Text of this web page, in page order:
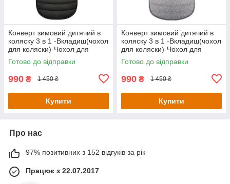
Конверт зимовий дитячий в
коляску 3 в 1 -Вкладиш(чохол
для коляски)-Чохол для
санок -Спальний мішок
флісовий Чорний KT7004902
Готово до відправки
990 ₴ 1 450 ₴
Купити
Конверт зимовий дитячий в
коляску 3 в 1 -Вкладиш(чохол
для коляски)-Чохол для
санок -Спальний мішок
флісовий Сірий KT7004903
Готово до відправки
990 ₴ 1 450 ₴
Купити
Про нас
97% позитивних з 152 відгуків за рік
Працює з 22.07.2017